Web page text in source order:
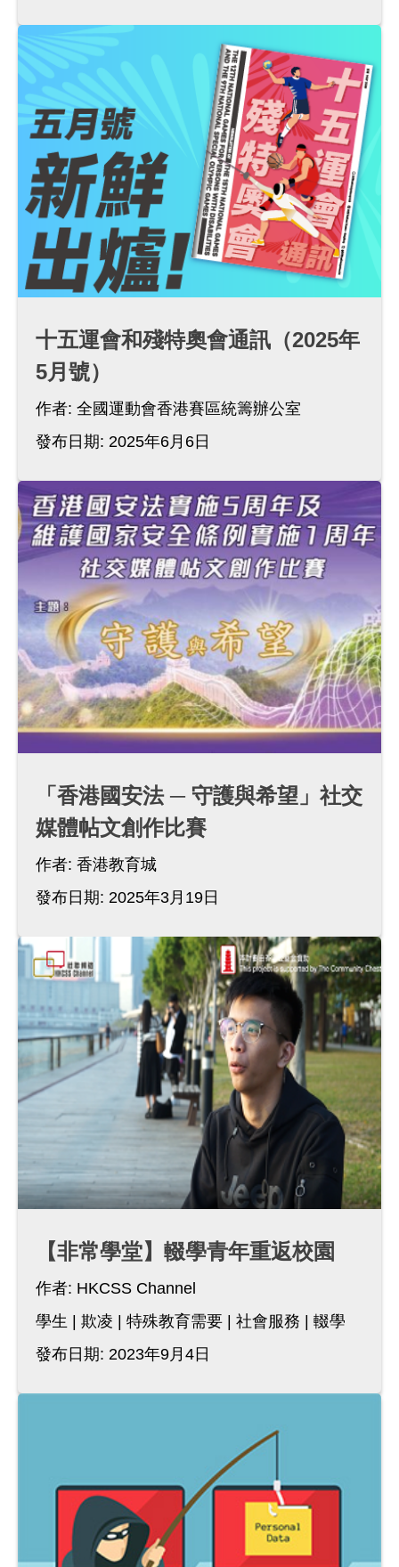
十五運會和殘特奧會通訊（2025年
5月號）
作者: 全國運動會香港賽區統籌辦公室
發布日期: 2025年6月6日
「香港國安法 ─ 守護與希望」社交
媒體帖文創作比賽
作者: 香港教育城
發布日期: 2025年3月19日
【非常學堂】輟學青年重返校園
作者: HKCSS Channel
學生
欺凌 特殊教育需要 社會服務
輟學
發布日期: 2023年9月4日